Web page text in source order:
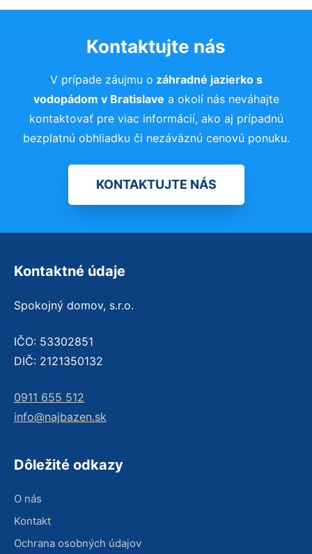
Kontaktujte nás
V prípade záujmu o záhradné jazierko s
vodopádom v Bratislave a okolí nás neváhajte
kontaktovať pre viac informácií, ako aj prípadnú
bezplatnú obhliadku či nezáväznú cenovú ponuku.
KONTAKTUJTE NÁS
Kontaktné údaje
Spokojný domov, s.r.o.
IČO: 53302851
DIČ: 2121350132
0911 655 512
info@najbazen.sk
Dôležité odkazy
O nás
Kontakt
Ochrana osobných údajov